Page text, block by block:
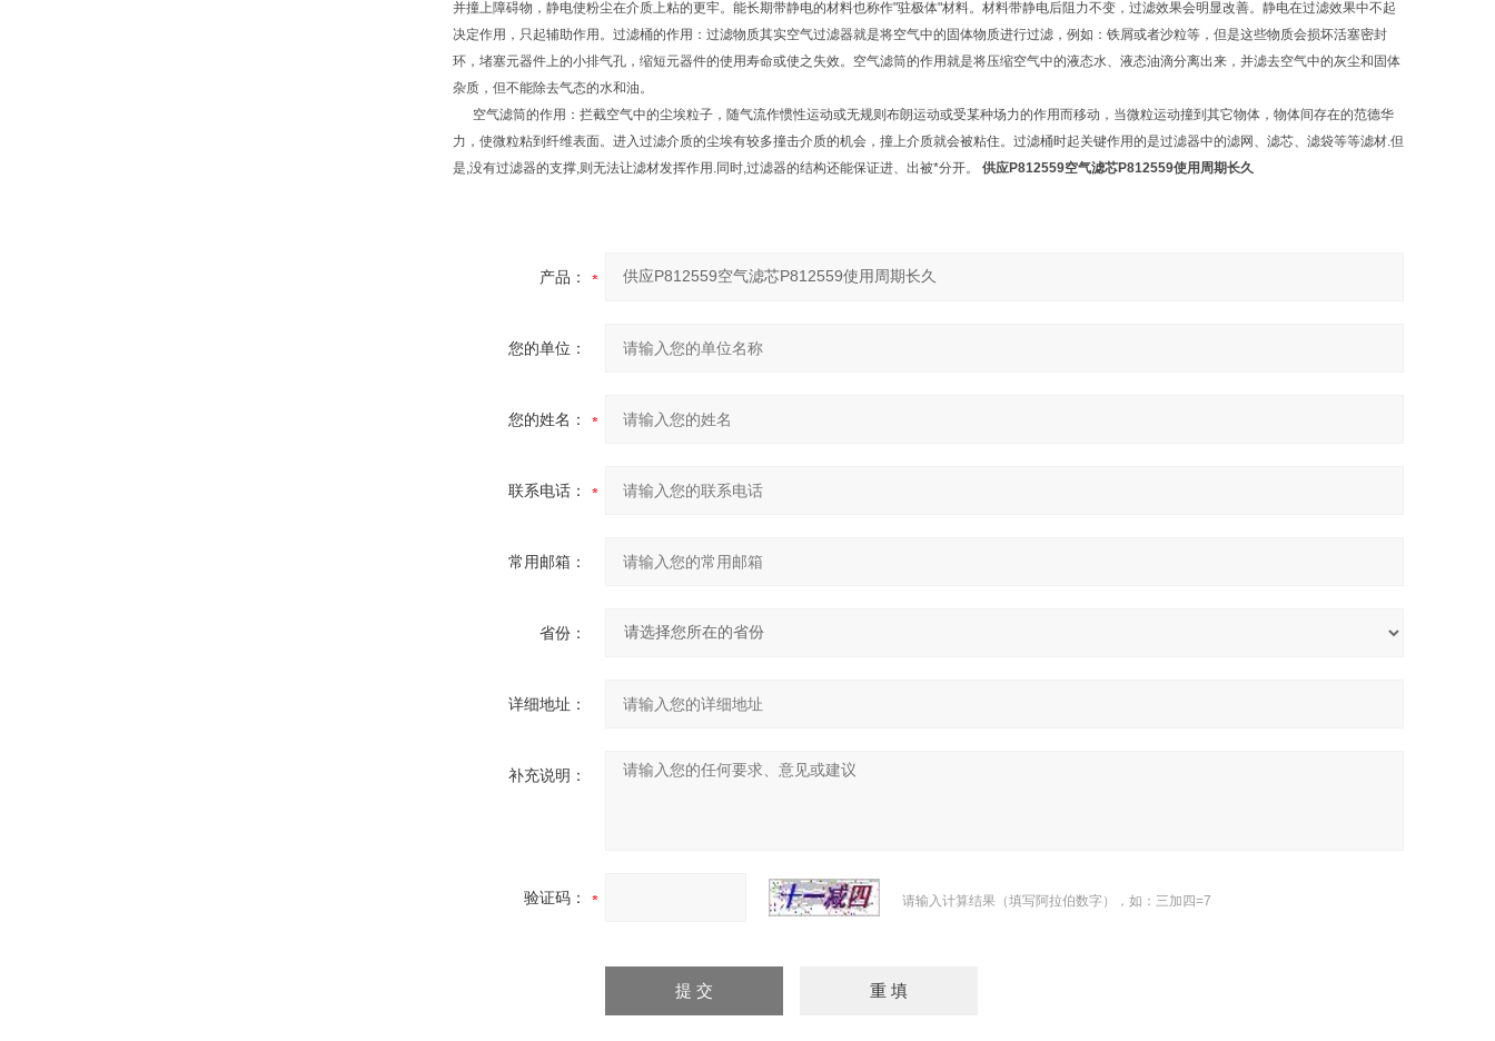
并撞上障碍物，静电使粉尘在介质上粘的更牢。能长期带静电的材料也称作"驻极体"材料。材料带静电后阻力不变，过滤效果会明显改善。静电在过滤效果中不起
决定作用，只起辅助作用。过滤桶的作用：过滤物质其实空气过滤器就是将空气中的固体物质进行过滤，例如：铁屑或者沙粒等，但是这些物质会损坏活塞密封
环，堵塞元器件上的小排气孔，缩短元器件的使用寿命或使之失效。空气滤筒的作用就是将压缩空气中的液态水、液态油滴分离出来，并滤去空气中的灰尘和固体
杂质，但不能除去气态的水和油。
空气滤筒的作用：拦截空气中的尘埃粒子，随气流作惯性运动或无规则布朗运动或受某种场力的作用而移动，当微粒运动撞到其它物体，物体间存在的范德华
力，使微粒粘到纤维表面。进入过滤介质的尘埃有较多撞击介质的机会，撞上介质就会被粘住。过滤桶时起关键作用的是过滤器中的滤网、滤芯、滤袋等等滤材.但
是,没有过滤器的支撑,则无法让滤材发挥作用.同时,过滤器的结构还能保证进、出被*分开。 供应P812559空气滤芯P812559使用周期长久
产品：
您的单位：
您的姓名：
联系电话：
常用邮箱：
省份：
详细地址：
补充说明：
验证码： 请输入计算结果（填写阿拉伯数字），如：三加四=7